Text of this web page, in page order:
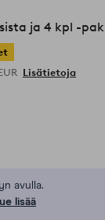
ja 4 kpl -
Lisätietoja
avulla.
lisää